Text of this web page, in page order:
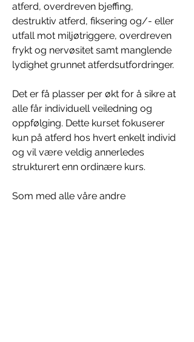
atferd, overdreven bjeffing,
destruktiv atferd, fiksering og/- eller
utfall mot miljøtriggere, overdreven
frykt og nervøsitet samt manglende
lydighet grunnet atferdsutfordringer.
Det er få plasser per økt for å sikre at
alle får individuell veiledning og
oppfølging. Dette kurset fokuserer
kun på atferd hos hvert enkelt individ
og vil være veldig annerledes
strukturert enn ordinære kurs.
Som med alle våre andre